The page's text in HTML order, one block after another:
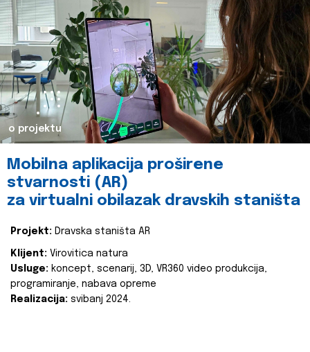
o projektu
Mobilna aplikacija proširene
stvarnosti (AR)
za virtualni obilazak dravskih staništa
Projekt: Dravska staništa AR
Klijent: Virovitica natura
Usluge: koncept, scenarij, 3D, VR360 video produkcija,
programiranje, nabava opreme
Realizacija: svibanj 2024.